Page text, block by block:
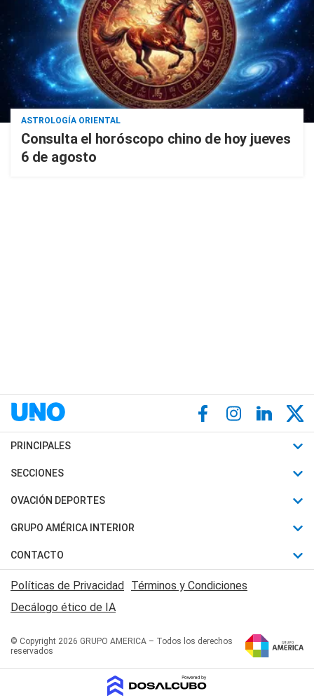
ASTROLOGÍA ORIENTAL
Consulta el horóscopo chino de hoy jueves
6 de agosto
PRINCIPALES
Últimas Noticias
Política
Judiciales
Economia
SECCIONES
Horóscopo
Motores
Trucos caseros
Series y Películas
Edictos y Solicitadas
OVACIÓN DEPORTES
Fútbol
Mundial
Automovilismo
Rugby
Básquet
GRUPO AMÉRICA INTERIOR
Canal 7 en Vivo
San Juan 8
CONTACTO
Acerca de Nosotros
Contactanos
Políticas de Privacidad Términos y Condiciones
Decálogo ético de IA
© Copyright 2026 GRUPO AMERICA – Todos los derechos
reservados